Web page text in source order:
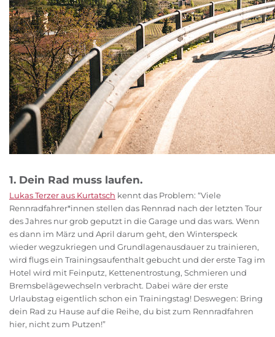
1. Dein Rad muss laufen.
Lukas Terzer aus Kurtatsch kennt das Problem: “Viele
Rennradfahrer*innen stellen das Rennrad nach der letzten Tour
des Jahres nur grob geputzt in die Garage und das wars. Wenn
es dann im März und April darum geht, den Winterspeck
wieder wegzukriegen und Grundlagenausdauer zu trainieren,
wird flugs ein Trainingsaufenthalt gebucht und der erste Tag im
Hotel wird mit Feinputz, Kettenentrostung, Schmieren und
Bremsbelägewechseln verbracht. Dabei wäre der erste
Urlaubstag eigentlich schon ein Trainingstag! Deswegen: Bring
dein Rad zu Hause auf die Reihe, du bist zum Rennradfahren
hier, nicht zum Putzen!”